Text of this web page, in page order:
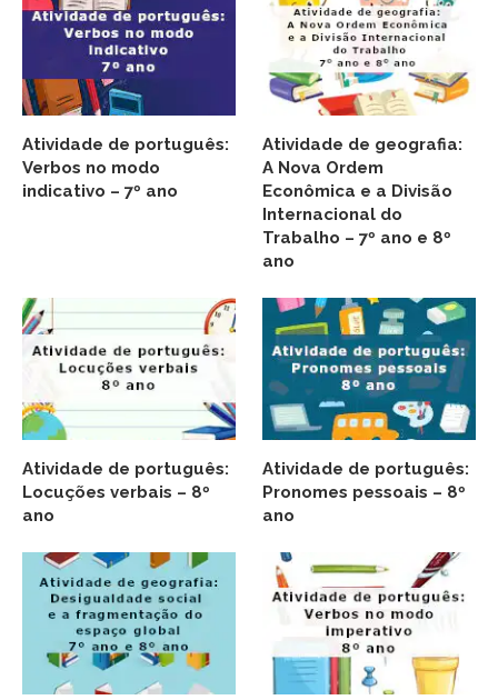
Atividade de português:
Verbos no modo
indicativo – 7º ano
Atividade de geografia:
A Nova Ordem
Econômica e a Divisão
Internacional do
Trabalho – 7º ano e 8º
ano
Atividade de português:
Locuções verbais – 8º
ano
Atividade de português:
Pronomes pessoais – 8º
ano